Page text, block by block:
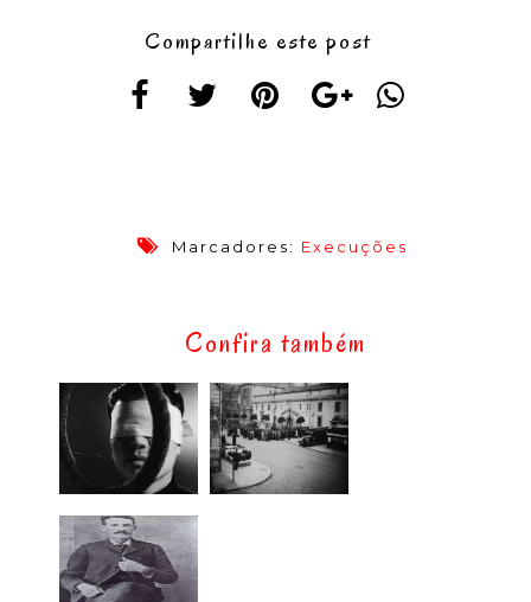
Compartilhe este post
Marcadores: Execuções
Confira também